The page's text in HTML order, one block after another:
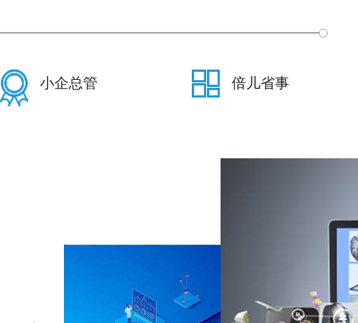
小企总管 倍儿省事